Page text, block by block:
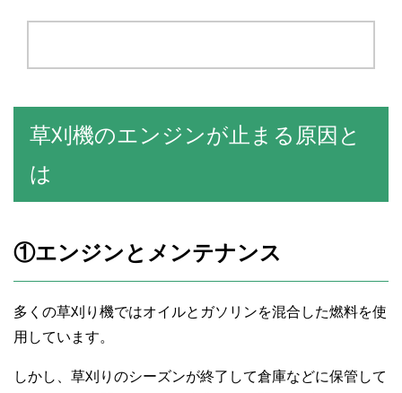
草刈機のエンジンが止まる原因と
は
①エンジンとメンテナンス
多くの草刈り機ではオイルとガソリンを混合した燃料を使
用しています。
しかし、草刈りのシーズンが終了して倉庫などに保管して